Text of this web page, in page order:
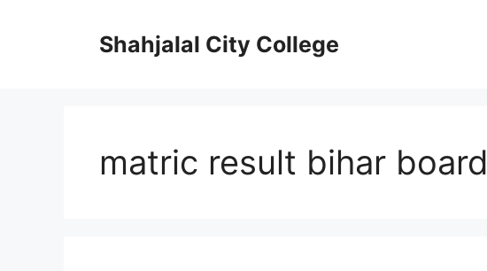
Shahjalal City College
matric result bihar board